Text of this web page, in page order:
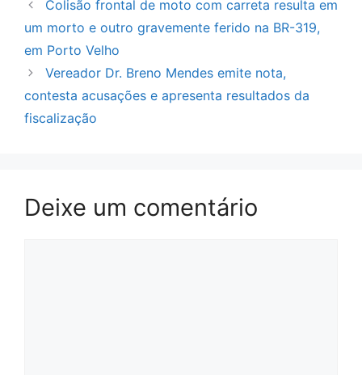
Colisão frontal de moto com carreta resulta em
um morto e outro gravemente ferido na BR-319,
em Porto Velho
Vereador Dr. Breno Mendes emite nota,
contesta acusações e apresenta resultados da
fiscalização
Deixe um comentário